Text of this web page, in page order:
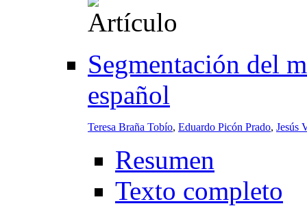
Segmentación del
español
Teresa Braña Tobío, Eduardo Picón Prado, Jesús
Resumen
Texto completo